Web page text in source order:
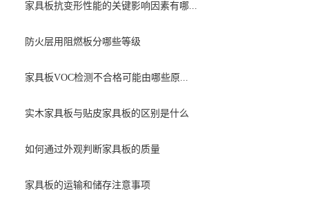
家具板抗变形性能的关键影响因素有哪...
防火层用阻燃板分哪些等级
家具板VOC检测不合格可能由哪些原...
实木家具板与贴皮家具板的区别是什么
如何通过外观判断家具板的质量
家具板的运输和储存注意事项